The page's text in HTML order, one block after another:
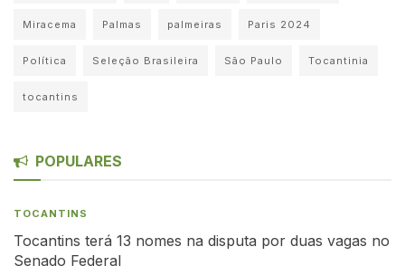
Miracema Palmas palmeiras Paris 2024
Política Seleção Brasileira São Paulo Tocantinia
tocantins
POPULARES
TOCANTINS
Tocantins terá 13 nomes na disputa por duas vagas no
Senado Federal